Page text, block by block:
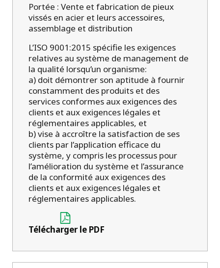
Portée : Vente et fabrication de pieux
vissés en acier et leurs accessoires,
assemblage et distribution
L’ISO 9001:2015 spécifie les exigences
relatives au système de management de
la qualité lorsqu’un organisme:
a) doit démontrer son aptitude à fournir
constamment des produits et des
services conformes aux exigences des
clients et aux exigences légales et
réglementaires applicables, et
b) vise à accroître la satisfaction de ses
clients par l’application efficace du
système, y compris les processus pour
l’amélioration du système et l’assurance
de la conformité aux exigences des
clients et aux exigences légales et
réglementaires applicables.
Télécharger le PDF